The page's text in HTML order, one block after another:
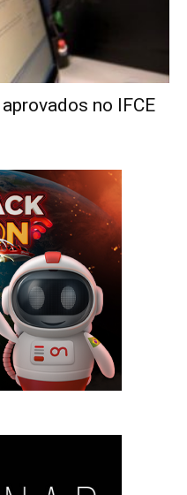
no IFCE